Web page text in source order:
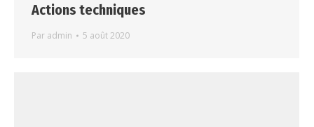
Actions techniques
Par admin 5 août 2020